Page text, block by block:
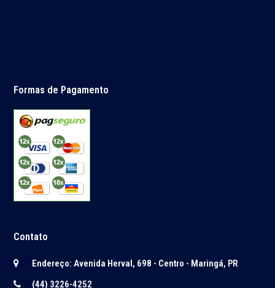
Formas de Pagamento
Contato
Endereço: Avenida Herval, 698 - Centro - Maringá, PR
(44) 3226-4252